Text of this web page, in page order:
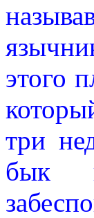
этого
три
бык